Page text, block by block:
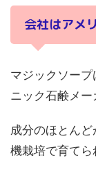
会社はアメ
マジックソー
ニック石鹸メー
成分のほとん
機栽培で育てら